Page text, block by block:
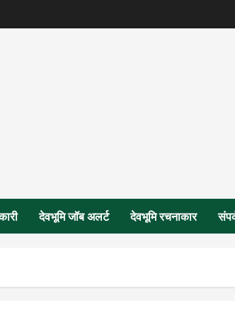
देवभूमि जॉब अलर्ट देवभूमि रचनाकार